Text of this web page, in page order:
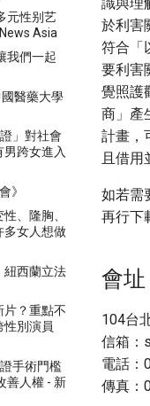
元性别艺
Asia
我們一起
醫藥大學
」對社會
男跨女進入
》
、隆胸、
多女人想做
紐西蘭立法
片？重點不
別演員
手術門檻
善人權 - 新
於利害
符合「
要利害
覺照護
商」產
計畫，
且借用
如若需
再行下
會址
104台
信箱：
電話：
傳真：